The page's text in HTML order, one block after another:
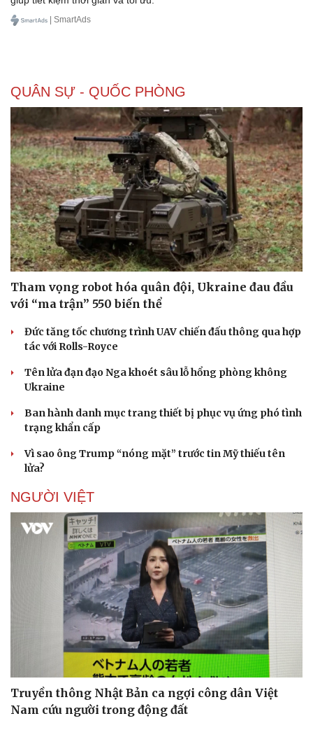
Thông tin doanh nghiệp
Doanh nghiệp 24h
Vì cộng đồng
Sành điệu
Tin Công nghệ
Trải nghiệm
Chuyển đổi số
| SmartAds
QUÂN SỰ - QUỐC PHÒNG
Tham vọng robot hóa quân đội, Ukraine đau đầu
với “ma trận” 550 biến thể
Đức tăng tốc chương trình UAV chiến đấu thông qua hợp
tác với Rolls-Royce
Tên lửa đạn đạo Nga khoét sâu lỗ hổng phòng không
Ukraine
Ban hành danh mục trang thiết bị phục vụ ứng phó tình
trạng khẩn cấp
Vì sao ông Trump “nóng mặt” trước tin Mỹ thiếu tên
lửa?
NGƯỜI VIỆT
Truyền thông Nhật Bản ca ngợi công dân Việt
Nam cứu người trong động đất